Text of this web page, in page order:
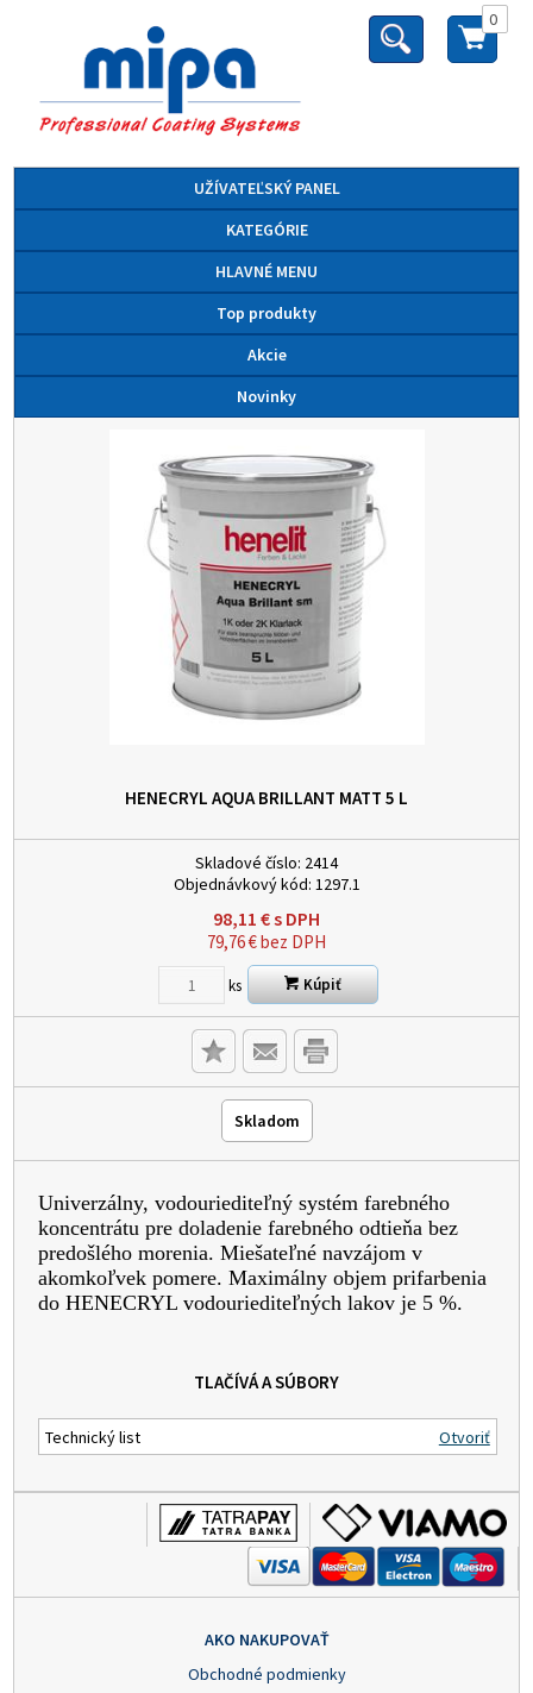
0
UŽÍVATEĽSKÝ PANEL
KATEGÓRIE
HLAVNÉ MENU
Top produkty
Akcie
Novinky
HENECRYL AQUA BRILLANT MATT 5 L
Skladové číslo: 2414
Objednávkový kód: 1297.1
98,11 €s DPH
79,76€bez DPH
ks Kúpiť
Skladom
Univerzálny, vodouriediteľný systém farebného
koncentrátu pre doladenie farebného odtieňa bez
predošlého morenia. Miešateľné navzájom v
akomkoľvek pomere. Maximálny objem prifarbenia
do HENECRYL vodouriediteľných lakov je 5 %.
TLAČÍVÁ A SÚBORY
Technický list Otvoriť
AKO NAKUPOVAŤ
Obchodné podmienky